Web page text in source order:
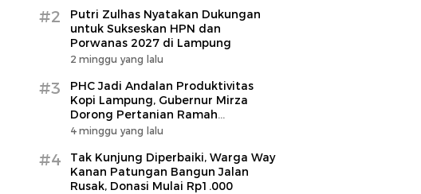
#2
Putri Zulhas Nyatakan Dukungan
untuk Sukseskan HPN dan
Porwanas 2027 di Lampung
2 minggu yang lalu
#3
PHC Jadi Andalan Produktivitas
Kopi Lampung, Gubernur Mirza
Dorong Pertanian Ramah
Lingkungan
4 minggu yang lalu
#4
Tak Kunjung Diperbaiki, Warga Way
Kanan Patungan Bangun Jalan
Rusak, Donasi Mulai Rp1.000